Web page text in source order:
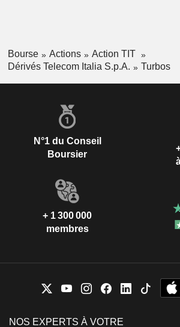
Bourse Actions
Action TIT
Dérivés Telecom Italia S.p.A.
Turbos
N°1 du Conseil
Boursier
+ 1 300 000
membres
NOS EXPERTS À VOTRE